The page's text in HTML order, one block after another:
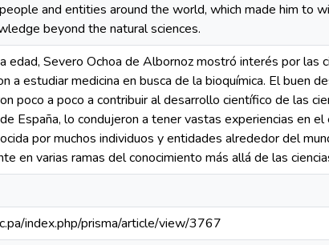
and entities around the world, which made him to
beyond the natural sciences.
edad, Severo Ochoa de Albornoz mostró interés por las
a estudiar medicina en busca de la bioquímica. El buen
poco a poco a contribuir al desarrollo científico de las
España, lo condujeron a tener vastas experiencias en
por muchos individuos y entidades alrededor del
en varias ramas del conocimiento más allá de las
index.php/prisma/article/view/3767